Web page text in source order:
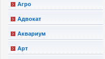
Агро
Адвокат
Аквариум
Арт